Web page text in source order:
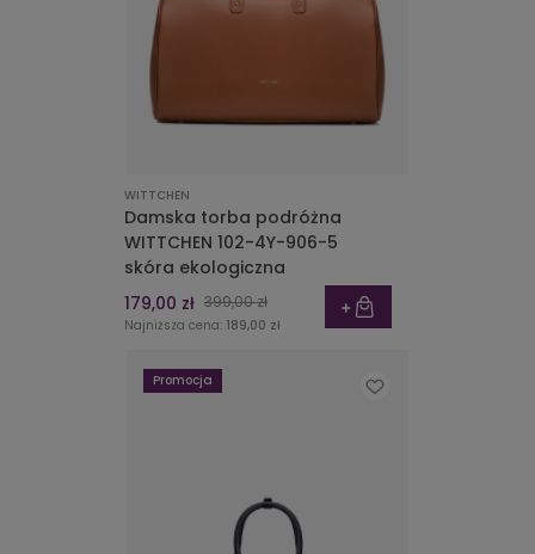
WITTCHEN
Damska torba podróżna
WITTCHEN 102-4Y-906-5
skóra ekologiczna
179,00 zł 399,00 zł
Najniższa cena: 189,00 zł
Promocja